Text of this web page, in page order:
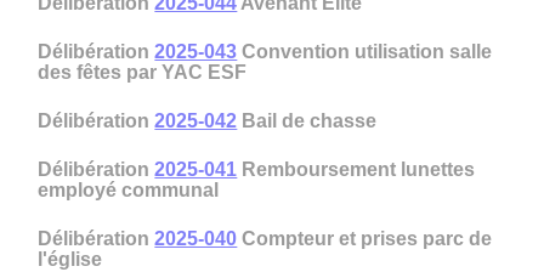
Délibération2025-043 Convention utilisation salle
des fêtes par YAC ESF
Délibération2025-042 Bail de chasse
Délibération2025-041 Remboursement lunettes
employé communal
Délibération2025-040 Compteur et prises parc de
l'église